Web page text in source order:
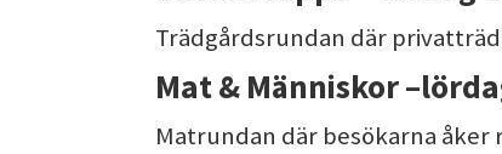
Trädgårdsrundan där
Mat & Människor–
Matrundan där besökarna